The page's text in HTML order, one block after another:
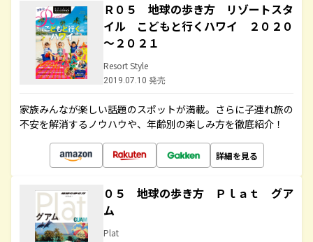
Ｒ０５ 地球の歩き方 リゾートスタ
イル こどもと行くハワイ ２０２０
～２０２１
Resort Style
2019.07.10 発売
家族みんなが楽しい話題のスポットが満載。さらに子連れ旅の
不安を解消するノウハウや、年齢別の楽しみ方を徹底紹介！
詳細を見る
０５ 地球の歩き方 Ｐｌａｔ グア
ム
Plat